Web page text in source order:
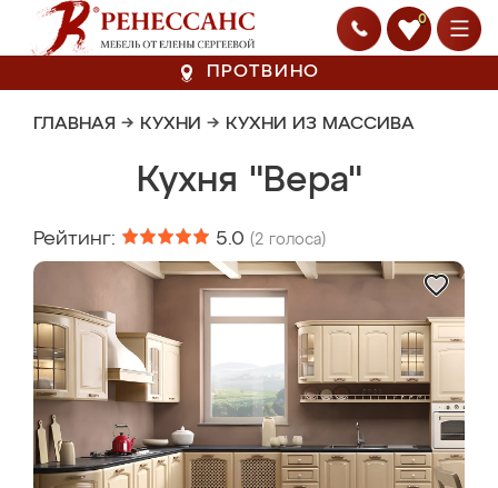
0
ПРОТВИНО
ГЛАВНАЯ → КУХНИ → КУХНИ ИЗ МАССИВА
Кухня "Вера"
Рейтинг: 5.0 (2 голоса)